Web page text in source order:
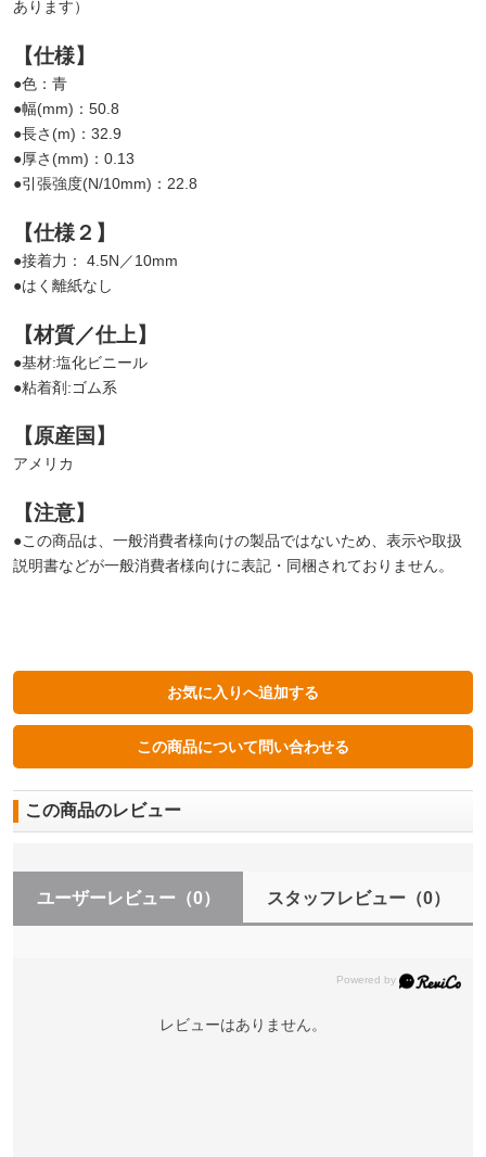
あります）
【仕様】
●色：青
●幅(mm)：50.8
●長さ(m)：32.9
●厚さ(mm)：0.13
●引張強度(N/10mm)：22.8
【仕様２】
●接着力： 4.5N／10mm
●はく離紙なし
【材質／仕上】
●基材:塩化ビニール
●粘着剤:ゴム系
【原産国】
アメリカ
【注意】
●この商品は、一般消費者様向けの製品ではないため、表示や取扱
説明書などが一般消費者様向けに表記・同梱されておりません。
この商品のレビュー
ユーザーレビュー （0） スタッフレビュー（0）
レビューはありません。